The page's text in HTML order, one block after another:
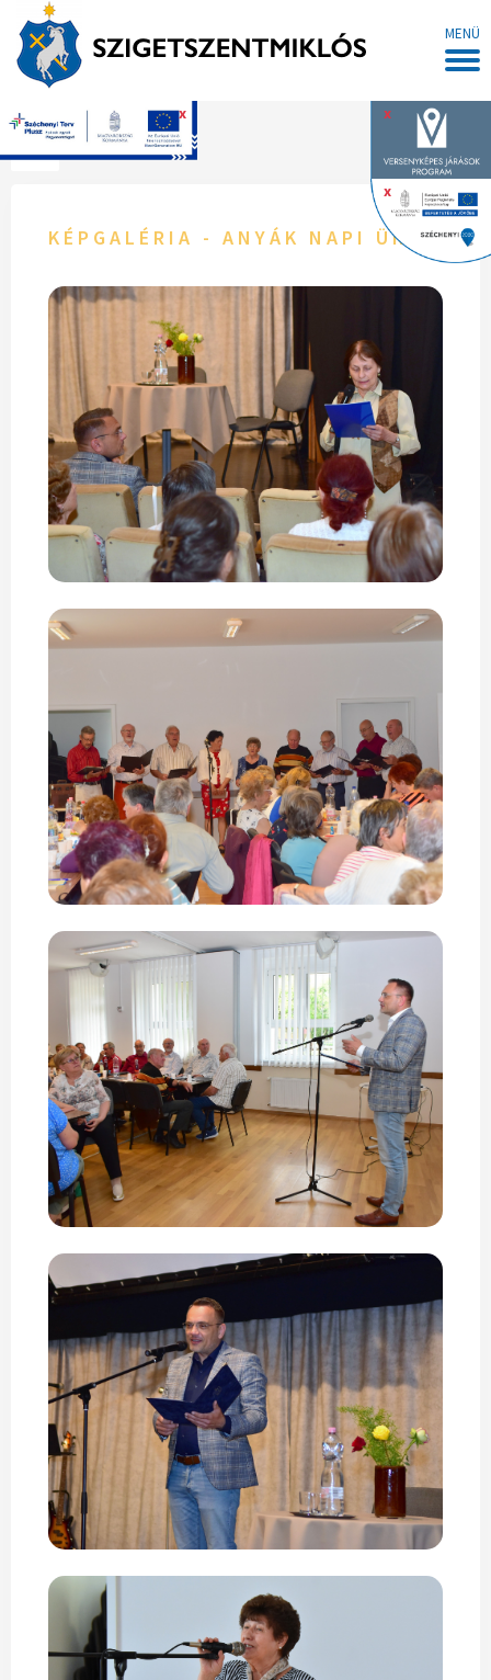
MENÜ
x
x
x
Főoldal
KÉPGALÉRIA - ANYÁK NAPI